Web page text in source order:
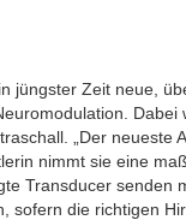
jüngster Zeit neue,
„Der neueste
nimmt sie eine
Transducer senden
die richtigen